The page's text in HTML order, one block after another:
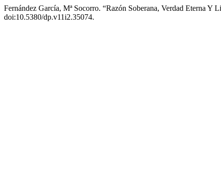
Fernández García, Mª Socorro. “Razón Soberana, Verdad Eterna
doi:10.5380/dp.v11i2.35074.